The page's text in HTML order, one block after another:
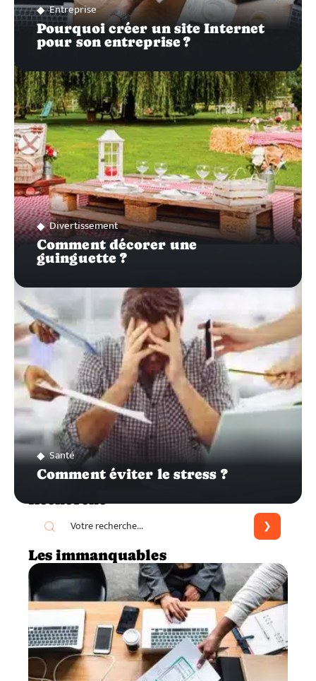
Entreprise
Pourquoi créer un site Internet
pour son entreprise ?
Divertissement
Comment décorer une
guinguette ?
Santé
Comment éviter le stress ?
Recherche
Les immanquables